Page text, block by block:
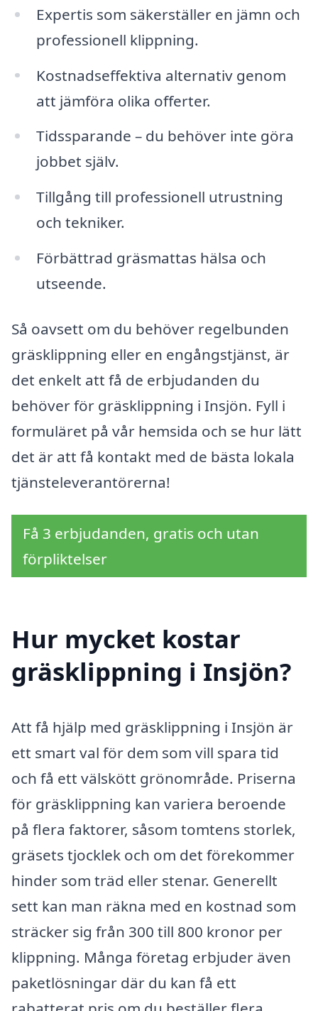
Expertis som säkerställer en jämn och
professionell klippning.
Kostnadseffektiva alternativ genom
att jämföra olika offerter.
Tidssparande – du behöver inte göra
jobbet själv.
Tillgång till professionell utrustning
och tekniker.
Förbättrad gräsmattas hälsa och
utseende.
Så oavsett om du behöver regelbunden
gräsklippning eller en engångstjänst, är
det enkelt att få de erbjudanden du
behöver för gräsklippning i Insjön. Fyll i
formuläret på vår hemsida och se hur lätt
det är att få kontakt med de bästa lokala
tjänsteleverantörerna!
Få 3 erbjudanden, gratis och utan
förpliktelser
Hur mycket kostar
gräsklippning i Insjön?
Att få hjälp med gräsklippning i Insjön är
ett smart val för dem som vill spara tid
och få ett välskött grönområde. Priserna
för gräsklippning kan variera beroende
på flera faktorer, såsom tomtens storlek,
gräsets tjocklek och om det förekommer
hinder som träd eller stenar. Generellt
sett kan man räkna med en kostnad som
sträcker sig från 300 till 800 kronor per
klippning. Många företag erbjuder även
paketlösningar där du kan få ett